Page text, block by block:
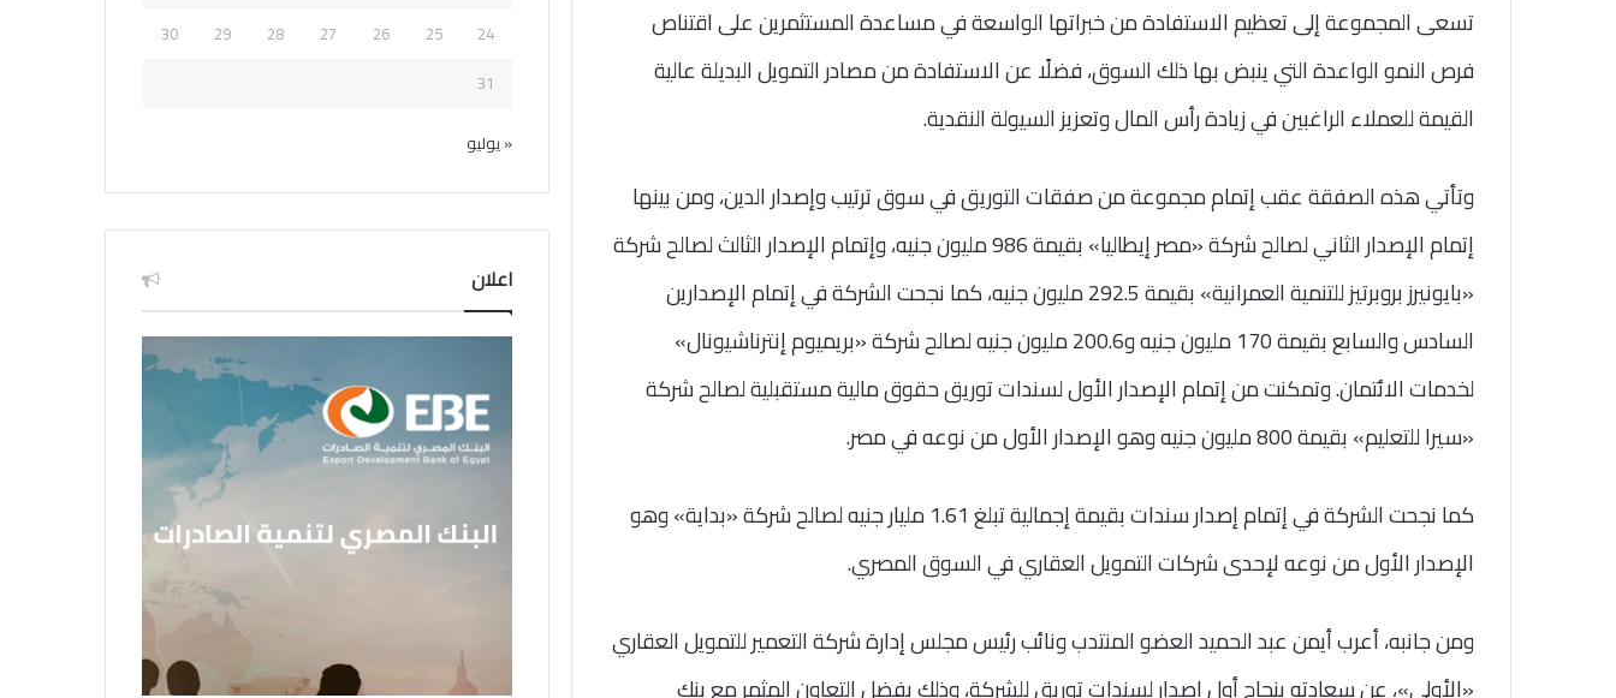
تسعى المجموعة إلى تعظيم الاستفادة من خبراتها الواسعة في مساعدة المستثمرين على اقتناص
فرص النمو الواعدة التي ينبض بها ذلك السوق، فضلًا عن الاستفادة من مصادر التمويل البديلة عالية
القيمة للعملاء الراغبين في زيادة رأس المال وتعزيز السيولة النقدية.
وتأتي هذه الصفقة عقب إتمام مجموعة من صفقات التوريق في سوق ترتيب وإصدار الدين، ومن بينها
إتمام الإصدار الثاني لصالح شركة «مصر إيطاليا» بقيمة 986 مليون جنيه، وإتمام الإصدار الثالث لصالح شركة
«بايونيرز بروبرتيز للتنمية العمرانية» بقيمة 292.5 مليون جنيه، كما نجحت الشركة في إتمام الإصدارين
السادس والسابع بقيمة 170 مليون جنيه و200.6 مليون جنيه لصالح شركة «بريميوم إنترناشيونال»
لخدمات الائتمان. وتمكنت من إتمام الإصدار الأول لسندات توريق حقوق مالية مستقبلية لصالح شركة
«سيرا للتعليم» بقيمة 800 مليون جنيه وهو الإصدار الأول من نوعه في مصر.
كما نجحت الشركة في إتمام إصدار سندات بقيمة إجمالية تبلغ 1.61 مليار جنيه لصالح شركة «بداية» وهو
الإصدار الأول من نوعه لإحدى شركات التمويل العقاري في السوق المصري.
ومن جانبه، أعرب أيمن عبد الحميد العضو المنتدب ونائب رئيس مجلس إدارة شركة التعمير للتمويل العقاري
«الأولى»، عن سعادته بنجاح أول إصدار لسندات توريق للشركة، وذلك بفضل التعاون المثمر مع بنك
24
25
26
27
28
29
30
31
« يوليو
اعلان